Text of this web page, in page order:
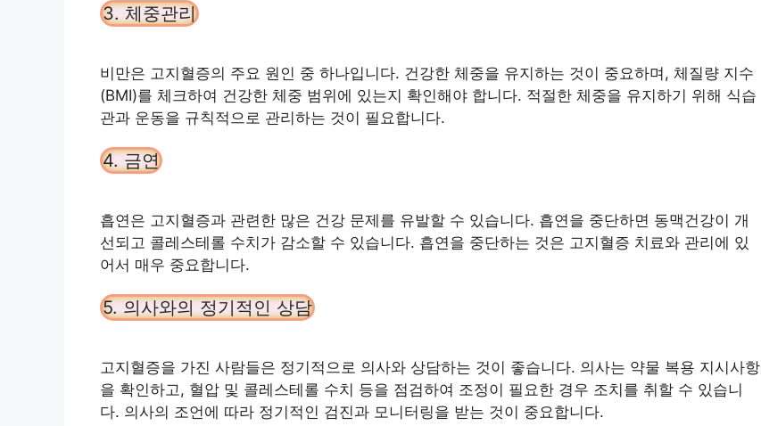
3. 체중관리
비만은 고지혈증의 주요 원인 중 하나입니다. 건강한 체중을 유지하는 것이 중요하며, 체질량 지수
(BMI)를 체크하여 건강한 체중 범위에 있는지 확인해야 합니다. 적절한 체중을 유지하기 위해 식습
관과 운동을 규칙적으로 관리하는 것이 필요합니다.
4. 금연
흡연은 고지혈증과 관련한 많은 건강 문제를 유발할 수 있습니다. 흡연을 중단하면 동맥건강이 개
선되고 콜레스테롤 수치가 감소할 수 있습니다. 흡연을 중단하는 것은 고지혈증 치료와 관리에 있
어서 매우 중요합니다.
5. 의사와의 정기적인 상담
고지혈증을 가진 사람들은 정기적으로 의사와 상담하는 것이 좋습니다. 의사는 약물 복용 지시사항
을 확인하고, 혈압 및 콜레스테롤 수치 등을 점검하여 조정이 필요한 경우 조치를 취할 수 있습니
다. 의사의 조언에 따라 정기적인 검진과 모니터링을 받는 것이 중요합니다.